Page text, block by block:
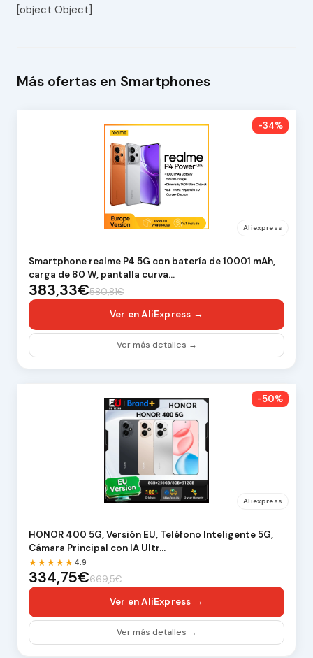
[object Object]
Más ofertas en Smartphones
-34%
Aliexpress
Smartphone realme P4 5G con batería de 10001 mAh,
carga de 80 W, pantalla curva…
383,33€580,81€
Ver en AliExpress →
Ver más detalles →
-50%
Aliexpress
HONOR 400 5G, Versión EU, Teléfono Inteligente 5G,
Cámara Principal con IA Ultr…
★★★★★ 4.9
334,75€669,5€
Ver en AliExpress →
Ver más detalles →